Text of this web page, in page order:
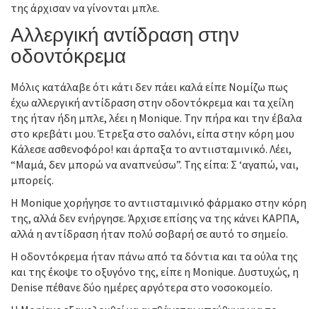
της άρχισαν να γίνονται μπλε.
Αλλεργική αντίδραση στην
οδοντόκρεμα
Μόλις κατάλαβε ότι κάτι δεν πάει καλά είπε Νομίζω πως
έχω αλλεργική αντίδραση στην οδοντόκρεμα και τα χείλη
της ήταν ήδη μπλε, λέει η Monique. Την πήρα και την έβαλα
στο κρεβάτι μου. Έτρεξα στο σαλόνι, είπα στην κόρη μου
Κάλεσε ασθενοφόρο! και άρπαξα το αντιισταμινικό. Λέει,
“Μαμά, δεν μπορώ να αναπνεύσω”. Της είπα: Σ ‘αγαπώ, ναι,
μπορείς.
Η Monique χορήγησε το αντιισταμινικό φάρμακο στην κόρη
της, αλλά δεν ενήργησε. Άρχισε επίσης να της κάνει ΚΑΡΠΑ,
αλλά η αντίδραση ήταν πολύ σοβαρή σε αυτό το σημείο.
Η οδοντόκρεμα ήταν πάνω από τα δόντια και τα ούλα της
και της έκοψε το οξυγόνο της, είπε η Monique. Δυστυχώς, η
Denise πέθανε δύο ημέρες αργότερα στο νοσοκομείο.